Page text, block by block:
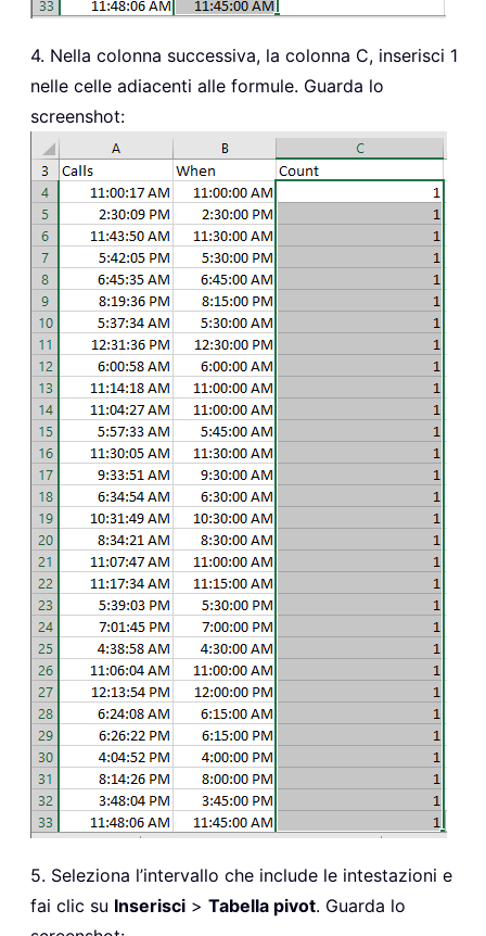
4. Nella colonna successiva, la colonna C, inserisci 1
nelle celle adiacenti alle formule. Guarda lo
screenshot:
5. Seleziona l’intervallo che include le intestazioni e
fai clic su Inserisci > Tabella pivot. Guarda lo